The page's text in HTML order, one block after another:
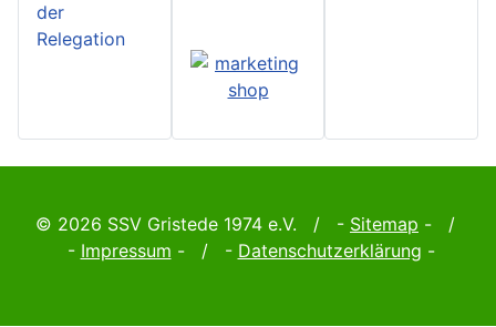
der
Relegation
© 2026 SSV Gristede 1974 e.V. / - Sitemap - /
- Impressum - / - Datenschutzerklärung -